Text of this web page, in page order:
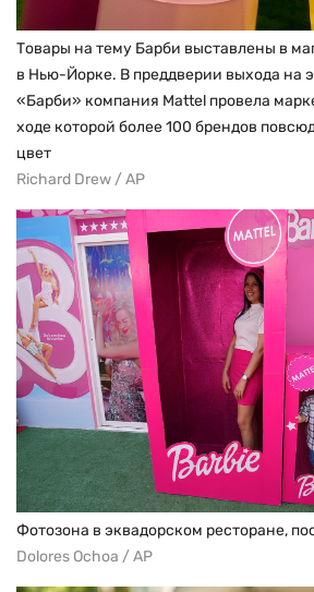
Товары на тему Барби выставлены в
в Нью-Йорке. В преддверии выхода на
«Барби» компания Mattel провела
ходе которой более 100 брендов
цвет
Richard Drew / AP
Фотозона в эквадорском ресторане,
Dolores Ochoa / AP